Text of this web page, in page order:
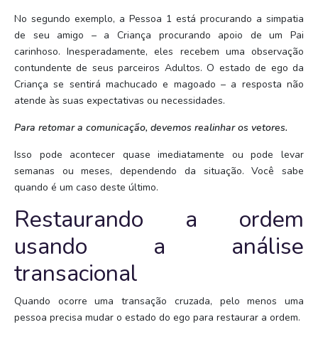
No segundo exemplo, a Pessoa 1 está procurando a simpatia
de seu amigo – a Criança procurando apoio de um Pai
carinhoso. Inesperadamente, eles recebem uma observação
contundente de seus parceiros Adultos. O estado de ego da
Criança se sentirá machucado e magoado – a resposta não
atende às suas expectativas ou necessidades.
Para retomar a comunicação, devemos realinhar os vetores.
Isso pode acontecer quase imediatamente ou pode levar
semanas ou meses, dependendo da situação. Você sabe
quando é um caso deste último.
Restaurando a ordem
usando a análise
transacional
Quando ocorre uma transação cruzada, pelo menos uma
pessoa precisa mudar o estado do ego para restaurar a ordem.